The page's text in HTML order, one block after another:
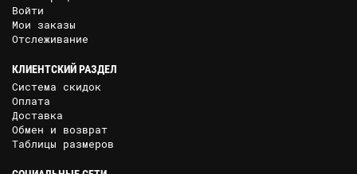
Войти
Мои заказы
Отслеживание
КЛИЕНТСКИЙ РАЗДЕЛ
Система скидок
Оплата
Доставка
Обмен и возврат
Таблицы размеров